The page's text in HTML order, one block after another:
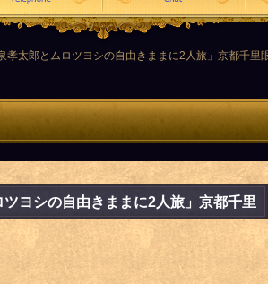
孝太郎とムロツヨシの自由きままに2人旅」京都千里
ツヨシの自由きままに2人旅」京都千里